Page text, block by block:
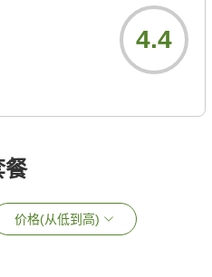
4.4
餐
价格(从低到高)